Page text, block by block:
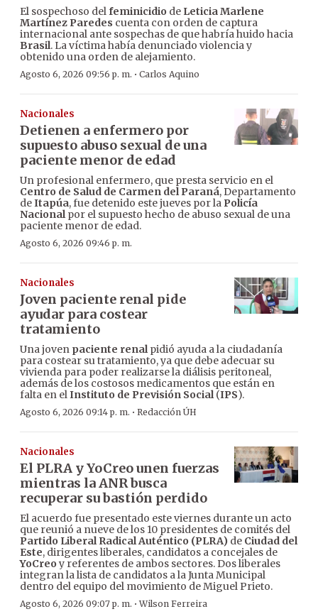
El sospechoso delfeminicidio de Leticia Marlene
Martínez Paredes cuenta con orden de captura
internacional ante sospechas de que habría huido hacia
Brasil. La víctima había denunciado violencia y
obtenido una orden de alejamiento.
Agosto 6, 2026 09:56 p. m. · Carlos Aquino
Nacionales
Detienen a enfermero por
supuesto abuso sexual de una
paciente menor de edad
Un profesional enfermero, que presta servicio en el
Centro de Salud de Carmen del Paraná, Departamento
deItapúa, fue detenido este jueves por la Policía
Nacionalpor el supuesto hecho de abuso sexual de una
paciente menor de edad.
Agosto 6, 2026 09:46 p. m.
Nacionales
Joven paciente renal pide
ayudar para costear
tratamiento
Una joven paciente renalpidió ayuda a la ciudadanía
para costear su tratamiento, ya que debe adecuar su
vivienda para poder realizarse la diálisis peritoneal,
además de los costosos medicamentos que están en
falta en elInstituto de Previsión Social(IPS).
Agosto 6, 2026 09:14 p. m. · Redacción ÚH
Nacionales
El PLRA y YoCreo unen fuerzas
mientras la ANR busca
recuperar su bastión perdido
El acuerdo fue presentado este viernes durante un acto
que reunió a nueve de los 10 presidentes de comités del
Partido Liberal Radical Auténtico (PLRA) de Ciudad del
Este, dirigentes liberales, candidatos a concejales de
YoCreo y referentes de ambos sectores. Dos liberales
integran la lista de candidatos a la Junta Municipal
dentro del equipo del movimiento de Miguel Prieto.
Agosto 6, 2026 09:07 p. m. ·Wilson Ferreira